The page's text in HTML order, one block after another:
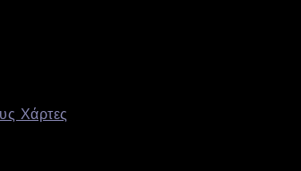
Χάρτες